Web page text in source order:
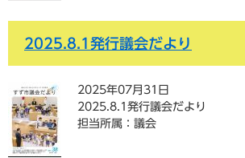
2025.8.1発行議会だより
2025年07月31日
2025.8.1発行議会だより
担当所属：議会